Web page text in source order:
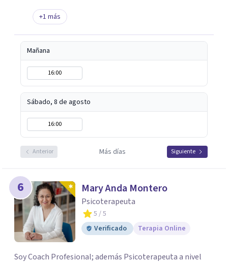
+1 más
Mañana
16:00
Sábado, 8 de agosto
16:00
Anterior Más días Siguiente
6 Mary Anda Montero
Psicoterapeuta
5 / 5
Verificado
Terapia Online
Soy Coach Profesional; además Psicoterapeuta a nivel